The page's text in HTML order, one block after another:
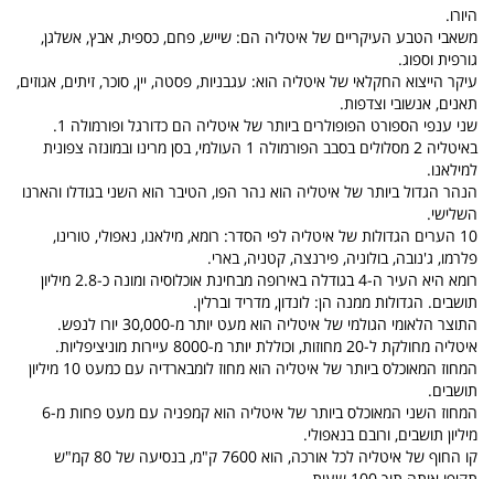
היורו.
משאבי הטבע העיקריים של איטליה הם: שייש, פחם, כספית, אבץ, אשלגן,
גורפית וספוג.
עיקר הייצוא החקלאי של איטליה הוא: עגבניות, פסטה, יין, סוכר, זיתים, אגוזים,
תאנים, אנשובי וצדפות.
שני ענפי הספורט הפופולרים ביותר של איטליה הם כדורגל ופורמולה 1.
באיטליה 2 מסלולים בסבב הפורמולה 1 העולמי, בסן מרינו ובמונזה צפונית
למילאנו.
הנהר הגדול ביותר של איטליה הוא נהר הפו, הטיבר הוא השני בגודלו והארנו
השלישי.
10 הערים הגדולות של איטליה לפי הסדר: רומא, מילאנו, נאפולי, טורינו,
פלרמו, ג'נובה, בולוניה, פירנצה, קטניה, בארי.
רומא היא העיר ה-4 בגודלה באירופה מבחינת אוכלוסיה ומונה כ-2.8 מיליון
תושבים. הגדולות ממנה הן: לונדון, מדריד וברלין.
התוצר הלאומי הגולמי של איטליה הוא מעט יותר מ-30,000 יורו לנפש.
איטליה מחולקת ל-20 מחוזות, וכוללת יותר מ-8000 עיירות מוניציפליות.
המחוז המאוכלס ביותר של איטליה הוא מחוז לומבארדיה עם כמעט 10 מיליון
תושבים.
המחוז השני המאוכלס ביותר של איטליה הוא קמפניה עם מעט פחות מ-6
מיליון תושבים, ורובם בנאפולי.
קו החוף של איטליה לכל אורכה, הוא 7600 ק"מ, בנסיעה של 80 קמ"ש